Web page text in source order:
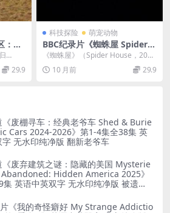
：王
Of
72
物保
在
29.9
科技探险 萌宠动物
BBC纪录片《蜘蛛屋 Spider H
ouse 2014》英语英字 720P/
MP4/1.63GB 昆虫蜘蛛纪录片
《蜘蛛屋》（Spider House，201
4）是BBC推出的一部聚焦蜘蛛生存
智...10 月前 29.9
《废棚寻车：经典老爷车 Shed & Burie
Cars 2024-2026》第1-4集全38集 英
无水印纯净版 翻新老爷车
《废弃建筑之谜：隐藏的美国 Mysterie
Hidden America 2025》
集 英语中英双字 无水印纯净版 被遗弃
《我的奇怪癖好 My Strange Addictio